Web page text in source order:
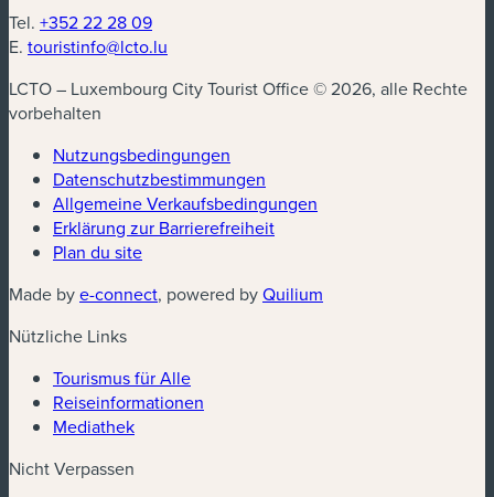
Tel. +352 22 28 09
E. touristinfo@lcto.lu
LCTO – Luxembourg City Tourist Office © 2026, alle Rechte
vorbehalten
Nutzungsbedingungen
Datenschutzbestimmungen
Allgemeine Verkaufsbedingungen
Erklärung zur Barrierefreiheit
Plan du site
Made bye-connect(neues Fenster)
, powered byQuilium
Nützliche Links
Tourismus für Alle
Reiseinformationen
Mediathek
Nicht Verpassen